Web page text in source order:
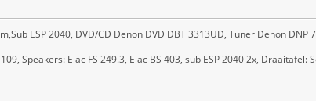
ESP 2040, DVD/CD Denon DVD DBT 3313UD, Tuner Denon DNP
Speakers: Elac FS 249.3, Elac BS 403, sub ESP 2040 2x, Draaitafel: